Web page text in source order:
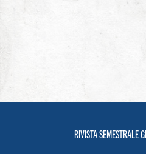
RIVISTA SEMESTRALE